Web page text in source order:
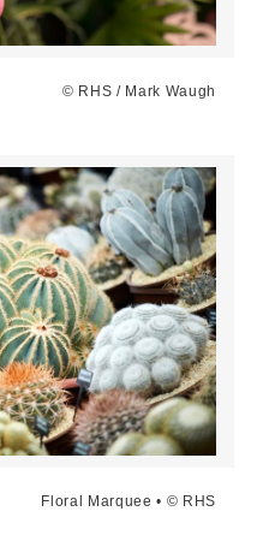
© RHS / Mark Waugh
Floral Marquee • © RHS